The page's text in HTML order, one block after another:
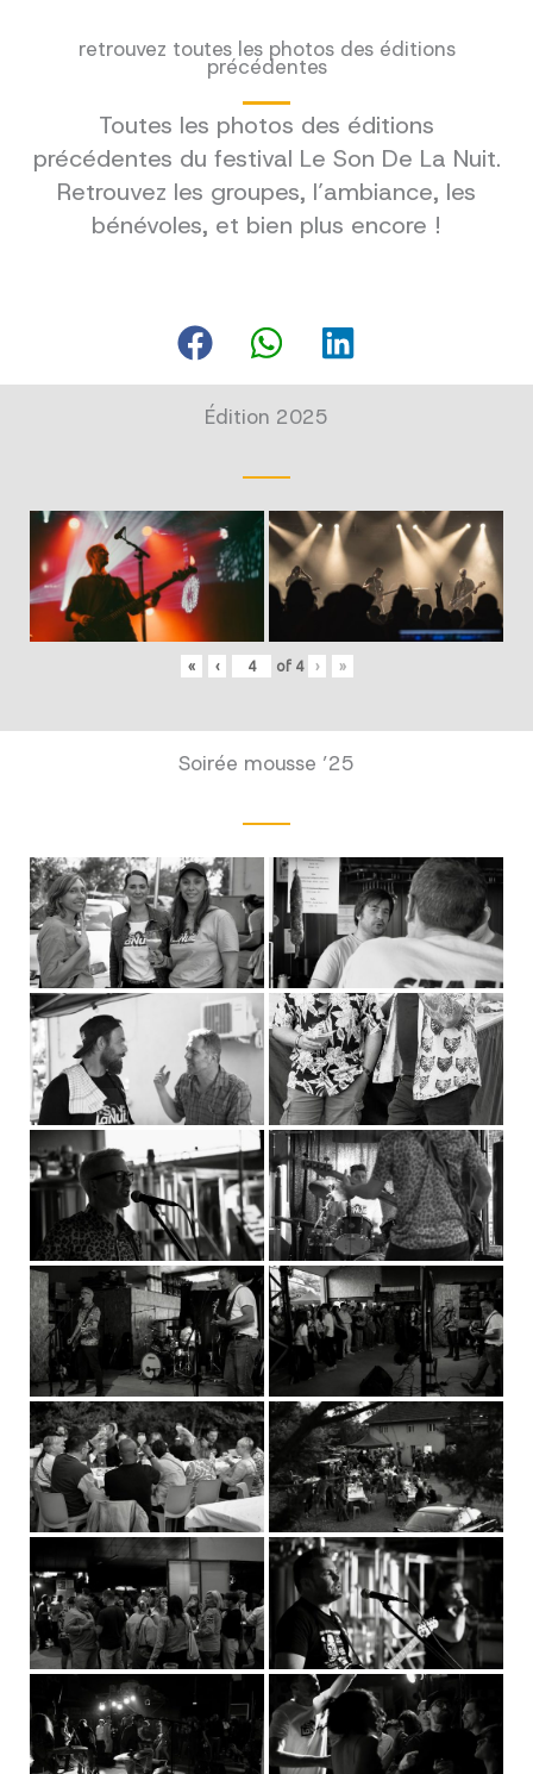
retrouvez toutes les photos des éditions
précédentes
Toutes les photos des éditions
précédentes du festival Le Son De La Nuit.
Retrouvez les groupes, l’ambiance, les
bénévoles, et bien plus encore !
Édition 2025
« ‹ of 4 › »
Soirée mousse ’25